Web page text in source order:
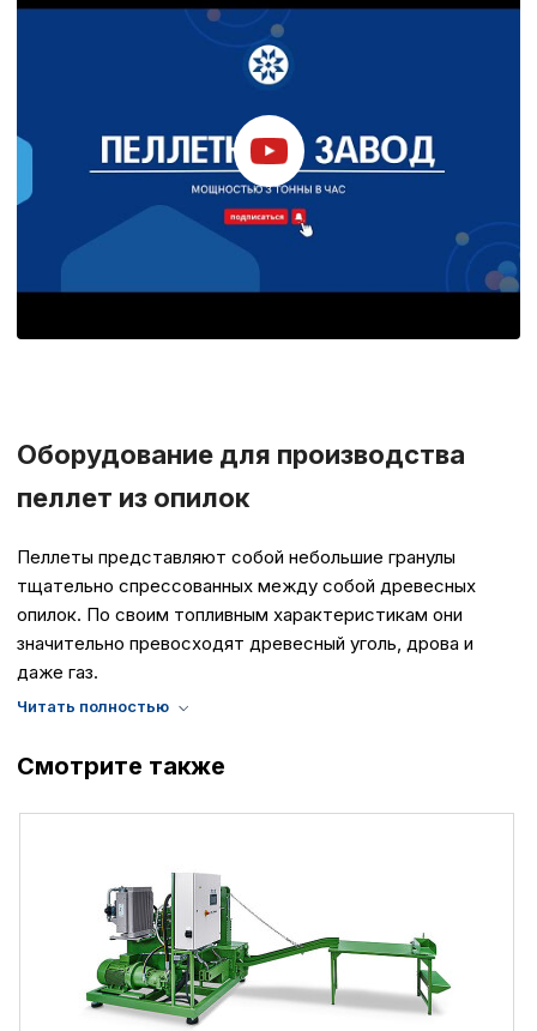
Оборудование для производства
пеллет из опилок
Пеллеты представляют собой небольшие гранулы
тщательно спрессованных между собой древесных
опилок. По своим топливным характеристикам они
значительно превосходят древесный уголь, дрова и
даже газ.
Смотрите также
Настройте параметры
файлов cookie
Вы можете настроить
каждого типа файлов
типа «технические
без которых
функционирование
этого периода Сайт
верхней части
можете ознакомиться с
обработки
списком файлов cookie
описание и сроки
cookie файлов не
определять
пользователей
наиболее и наименее
страницы и